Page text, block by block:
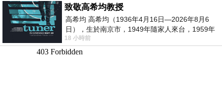
致敬高希均教授
高希均 高希均（1936年4月16日—2026年8月6
日），生於南京市，1949年隨家人來台，1959年
赴美深造並取得經濟發展博士學位。曾任
18 小時前